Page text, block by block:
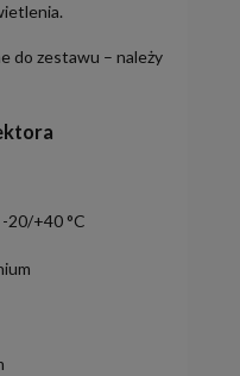
do zestawu – należy
20/+40 °C